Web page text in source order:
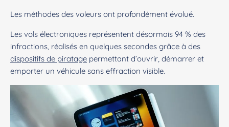
Les méthodes des voleurs ont profondément évolué.
Les vols électroniques représentent désormais 94 % des
infractions, réalisés en quelques secondes grâce à des
dispositifs de piratage permettant d’ouvrir, démarrer et
emporter un véhicule sans effraction visible.